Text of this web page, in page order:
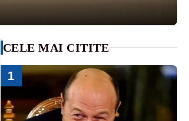
CELE MAI CITITE
1